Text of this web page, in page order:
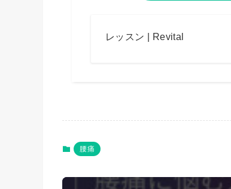
レッスン | Revital
腰痛